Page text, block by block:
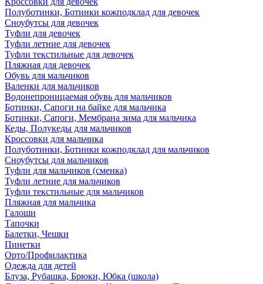
Полуботинки, Ботинки кожподклад для девочек
Сноубутсы для девочек
Туфли для девочек
Туфли летние для девочек
Туфли текстильные для девочек
Пляжная для девочек
Обувь для мальчиков
Валенки для мальчиков
Водонепроницаемая обувь для мальчиков
Ботинки, Сапоги на байке для мальчика
Ботинки, Сапоги, Мембрана зима для мальчика
Кеды, Полукеды для мальчиков
Кроссовки для мальчика
Полуботинки, Ботинки кожподклад для мальчиков
Сноубутсы для мальчиков
Туфли для мальчиков (сменка)
Туфли летние для мальчиков
Туфли текстильные для мальчиков
Пляжная для мальчика
Галоши
Тапочки
Балетки, Чешки
Пинетки
Орто/Профилактика
Одежда для детей
Блуза, Рубашка, Брюки, Юбка (школа)